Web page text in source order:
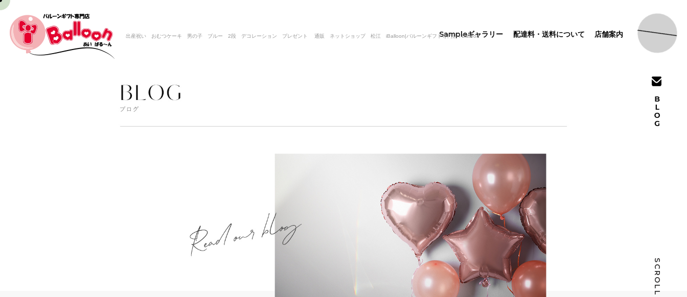
出産祝い おむつケーキ 男の子 ブルー 2段 デコレーション プレゼント 通販 ネットショップ 松江 iBalloon|バルーンギフト専門店 i Balloon
Sampleギャラリー 配達料・送料について 店舗案内
SCROLL